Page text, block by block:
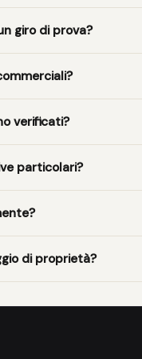
giro di prova?
verificati?
particolari?
di proprietà?